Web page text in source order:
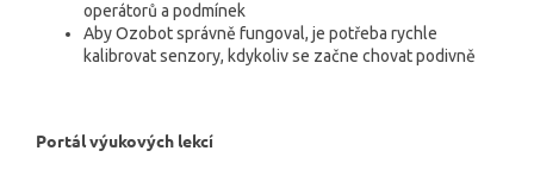
operátorů a podmínek
Aby Ozobot správně fungoval, je potřeba rychle
kalibrovat senzory, kdykoliv se začne chovat podivně
Portál výukových lekcí